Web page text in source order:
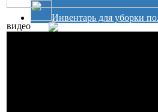
Инвентарь для уборки
МОПы
Флаундеры
видео